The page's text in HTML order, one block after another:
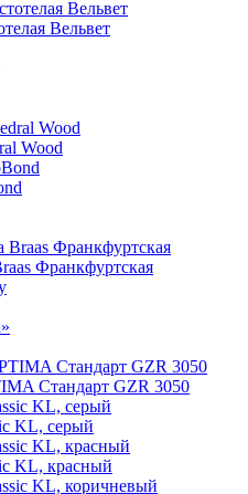
Вельвет
Wood
Франкфуртская
Стандарт GZR 3050
KL, серый
KL, красный